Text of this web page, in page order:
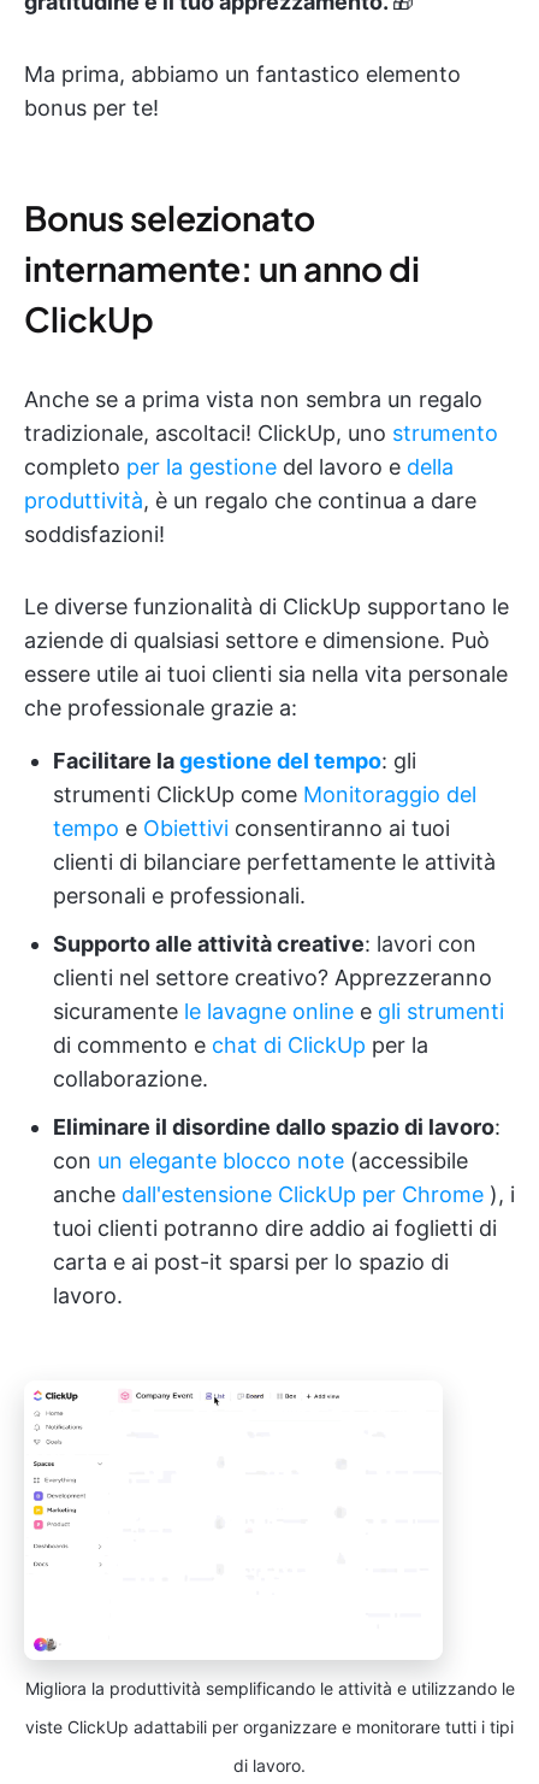
Ma prima, abbiamo un fantastico elemento
bonus per te!
Bonus selezionato
internamente: un anno di
ClickUp
Anche se a prima vista non sembra un regalo
tradizionale, ascoltaci! ClickUp, uno strumento
completo per la gestione del lavoro e della
produttività, è un regalo che continua a dare
soddisfazioni!
Le diverse funzionalità di ClickUp supportano le
aziende di qualsiasi settore e dimensione. Può
essere utile ai tuoi clienti sia nella vita personale
che professionale grazie a:
Facilitare lagestione del tempo: gli
strumenti ClickUp come Monitoraggio del
tempo e Obiettivi consentiranno ai tuoi
clienti di bilanciare perfettamente le attività
personali e professionali.
Supporto alle attività creative: lavori con
clienti nel settore creativo? Apprezzeranno
sicuramente le lavagne online e gli strumenti
di commento e chat di ClickUp per la
collaborazione.
Eliminare il disordine dallo spazio di lavoro:
con un elegante blocco note (accessibile
anche dall'estensione ClickUp per Chrome ), i
tuoi clienti potranno dire addio ai foglietti di
carta e ai post-it sparsi per lo spazio di
lavoro.
Migliora la produttività semplificando le attività e utilizzando le
viste ClickUp adattabili per organizzare e monitorare tutti i tipi
di lavoro.